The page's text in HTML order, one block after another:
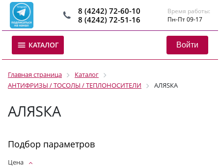
8 (4242) 72-60-10
8 (4242) 72-51-16
Время работы:
Пн-Пт 09-17
КАТАЛОГ Войти
Главная страница
Каталог
АНТИФРИЗЫ / ТОСОЛЫ / ТЕПЛОНОСИТЕЛИ
АЛЯSКА
АЛЯSКА
Подбор параметров
Цена